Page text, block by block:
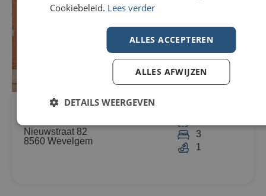
Woning Te koop in Wevelgem
Nieuwstraat 82
8560 Wevelgem
3
1
Cookiebeleid. Lees verder
ALLES ACCEPTEREN
ALLES AFWIJZEN
DETAILS WEERGEVEN